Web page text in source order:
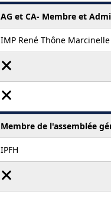
AG et CA- Membre et
IMP René Thône Marcinelle
Membre de l'assemblée
IPFH